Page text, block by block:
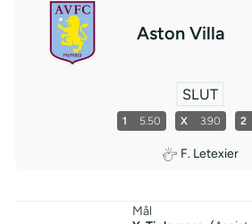
Aston Villa
SLUT
1 5.50 X 3.90 2
F. Letexier
Mål